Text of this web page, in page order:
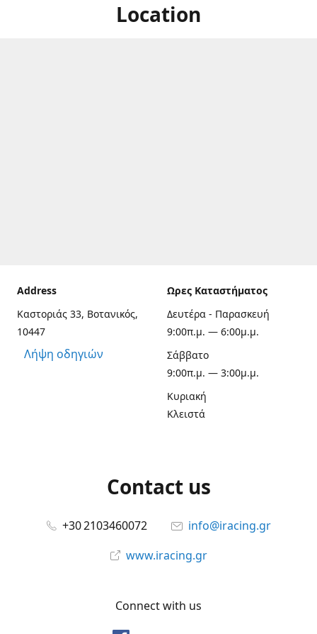
Location
Address
Καστοριάς 33, Βοτανικός,
10447
Λήψη οδηγιών
Ωρες Καταστήματος
Δευτέρα - Παρασκευή
9:00π.μ. — 6:00μ.μ.
Σάββατο
9:00π.μ. — 3:00μ.μ.
Κυριακή
Κλειστά
Contact us
+30 2103460072
info@iracing.gr
www.iracing.gr
Connect with us